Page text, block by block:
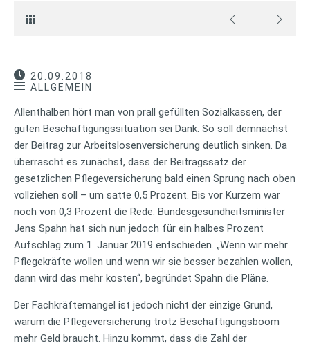
20.09.2018
ALLGEMEIN
Allenthalben hört man von prall gefüllten Sozialkassen, der
guten Beschäftigungssituation sei Dank. So soll demnächst
der Beitrag zur Arbeitslosenversicherung deutlich sinken. Da
überrascht es zunächst, dass der Beitragssatz der
gesetzlichen Pflegeversicherung bald einen Sprung nach oben
vollziehen soll – um satte 0,5 Prozent. Bis vor Kurzem war
noch von 0,3 Prozent die Rede. Bundesgesundheitsminister
Jens Spahn hat sich nun jedoch für ein halbes Prozent
Aufschlag zum 1. Januar 2019 entschieden. „Wenn wir mehr
Pflegekräfte wollen und wenn wir sie besser bezahlen wollen,
dann wird das mehr kosten“, begründet Spahn die Pläne.
Der Fachkräftemangel ist jedoch nicht der einzige Grund,
warum die Pflegeversicherung trotz Beschäftigungsboom
mehr Geld braucht. Hinzu kommt, dass die Zahl der